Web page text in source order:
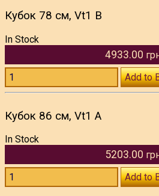
Кубок 78 см, Vt1 B
In Stock
4933.00
Add to
Кубок 86 см, Vt1 A
In Stock
5203.00
Add to